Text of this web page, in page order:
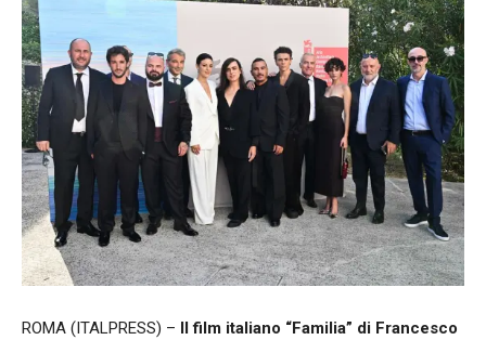
ROMA (ITALPRESS) – Il film italiano “Familia” di Francesco